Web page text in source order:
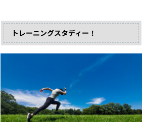
トレーニングスタディー！